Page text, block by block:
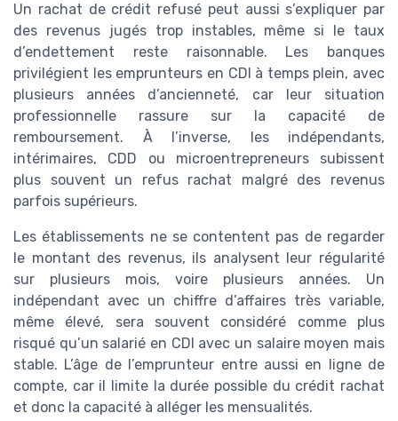
Un rachat de crédit refusé peut aussi s’expliquer par
des revenus jugés trop instables, même si le taux
d’endettement reste raisonnable. Les banques
privilégient les emprunteurs en CDI à temps plein, avec
plusieurs années d’ancienneté, car leur situation
professionnelle rassure sur la capacité de
remboursement. À l’inverse, les indépendants,
intérimaires, CDD ou microentrepreneurs subissent
plus souvent un refus rachat malgré des revenus
parfois supérieurs.
Les établissements ne se contentent pas de regarder
le montant des revenus, ils analysent leur régularité
sur plusieurs mois, voire plusieurs années. Un
indépendant avec un chiffre d’affaires très variable,
même élevé, sera souvent considéré comme plus
risqué qu’un salarié en CDI avec un salaire moyen mais
stable. L’âge de l’emprunteur entre aussi en ligne de
compte, car il limite la durée possible du crédit rachat
et donc la capacité à alléger les mensualités.